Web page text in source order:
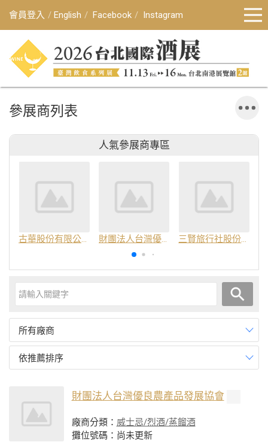
會員登入 English Facebook Instagram
參展商列表
人氣參展商專區
古華股份有限公司 財團法人台灣優良農產品發展協會 三賢旅行社股份有限公司
所有廠商
依推薦排序
財團法人台灣優良農產品發展協會
廠商分類： 威士忌/烈酒/蒸餾酒
攤位號碼：尚未更新